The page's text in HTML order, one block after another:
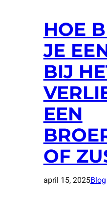
HOE
JE
BIJ
EEN
OF
april 15, 2025Blog